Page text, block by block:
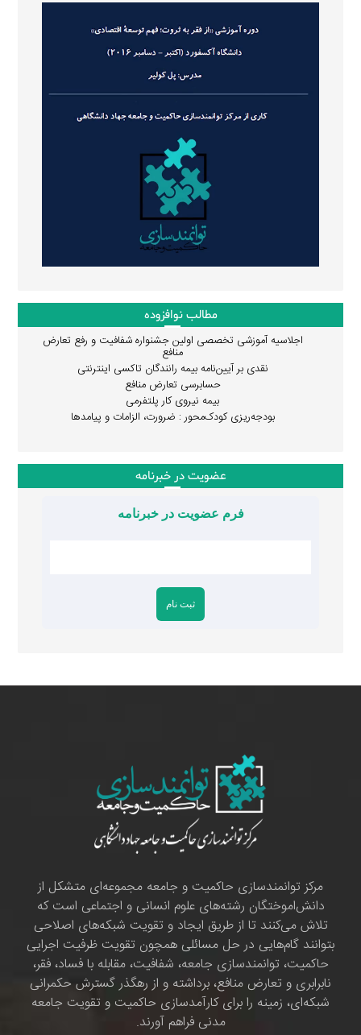
مطالب نوافزوده
اجلاسیه آموزشی تخصصی اولین جشنواره شفافیت و رفع تعارض
منافع
نقدی بر آیین‌نامه بیمه رانندگان تاکسی اینترنتی
حسابرسی تعارض منافع
بیمه نیروی کار پلتفرمی
بودجه‌ریزی کودک‌محور : ضرورت، الزامات و پیامدها
عضویت در خبرنامه
فرم عضویت در خبرنامه
مرکز توانمندسازی حاکمیت و جامعه مجموعه‌ای متشکل از
دانش‌اموختگان رشته‌های علوم انسانی و اجتماعی است که
تلاش می‌کنند تا از طریق ایجاد و تقویت شبکه‌های اصلاحی
بتوانند گام‌هایی در حل مسائلی همچون تقویت ظرفیت اجرایی
حاکمیت، توانمندسازی جامعه، شفافیت، مقابله با فساد، فقر،
نابرابری و تعارض منافع، برداشته و از رهگذر گسترش حکمرانی
شبکه‌ای، زمینه را برای کارآمدسازی حاکمیت و تقویت جامعه
مدنی فراهم آورند.